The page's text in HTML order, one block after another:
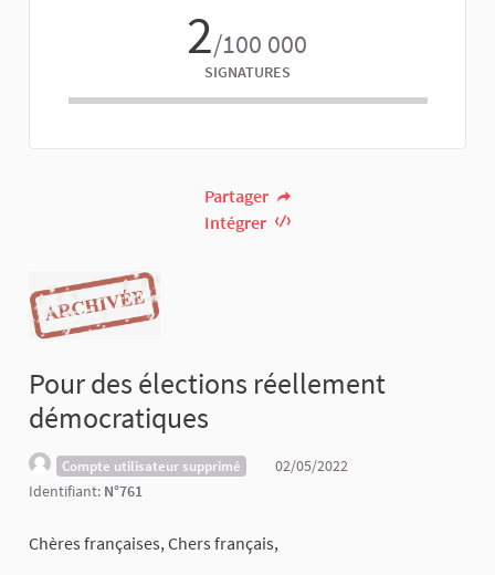
2/100 000
SIGNATURES
Partager
Intégrer
Pour des élections réellement
démocratiques
Compte utilisateur supprimé
02/05/2022
Identifiant: N°761
Chères françaises, Chers français,